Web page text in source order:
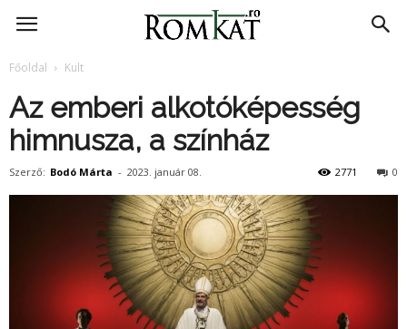
RomKat.ro
Főoldal Kult
Az emberi alkotóképesség
himnusza, a színház
Szerző: Bodó Márta - 2023. január 08. 0
2771